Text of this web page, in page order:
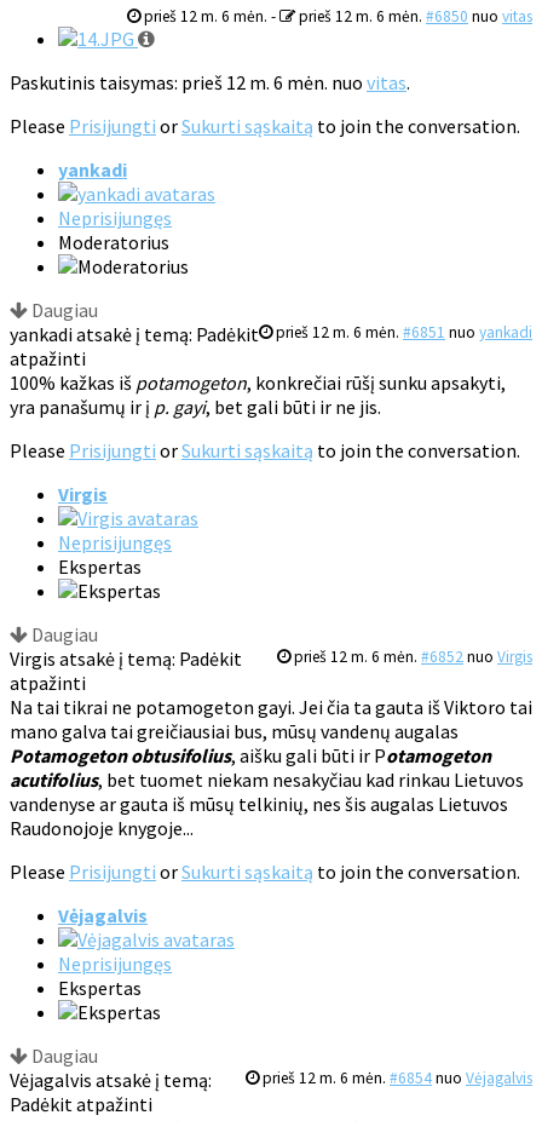
prieš 12 m. 6 mėn. - prieš 12 m. 6 mėn. #6850 nuo vitas
Paskutinis taisymas: prieš 12 m. 6 mėn. nuo vitas.
Please Prisijungti orSukurti sąskaitą to join the conversation.
yankadi
Neprisijungęs
Moderatorius
Daugiau
prieš 12 m. 6 mėn. #6851 nuo yankadi
yankadi atsakė į temą: Padėkit
atpažinti
100% kažkas iš potamogeton, konkrečiai rūšį sunku apsakyti,
yra panašumų ir į p. gayi, bet gali būti ir ne jis.
Please Prisijungti orSukurti sąskaitą to join the conversation.
Virgis
Neprisijungęs
Ekspertas
Daugiau
prieš 12 m. 6 mėn. #6852nuo Virgis
Virgis atsakė į temą: Padėkit
atpažinti
Na tai tikrai ne potamogeton gayi. Jei čia ta gauta iš Viktoro tai
mano galva tai greičiausiai bus, mūsų vandenų augalas
Potamogeton obtusifolius, aišku gali būti ir Potamogeton
acutifolius, bet tuomet niekam nesakyčiau kad rinkau Lietuvos
vandenyse ar gauta iš mūsų telkinių, nes šis augalas Lietuvos
Raudonojoje knygoje...
Please Prisijungti orSukurti sąskaitą to join the conversation.
Vėjagalvis
Neprisijungęs
Ekspertas
Daugiau
prieš 12 m. 6 mėn. #6854nuo Vėjagalvis
Vėjagalvis atsakė į temą:
Padėkit atpažinti